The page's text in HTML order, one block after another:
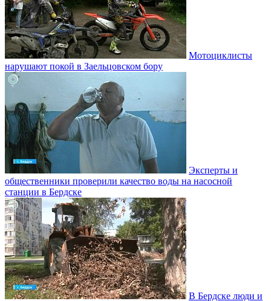
Мотоциклисты
нарушают покой в Заельцовском бору
Эксперты и
общественники проверили качество воды на насосной
станции в Бердске
В Бердске люди и